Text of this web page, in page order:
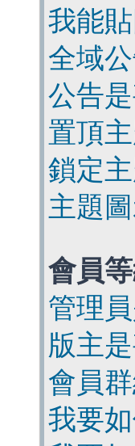
我能
全域
公告
置頂
鎖定
主題
會員
管理
版主
會員
我要